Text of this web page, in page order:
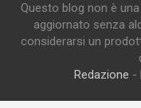
Questo blog non è
aggiornato senza
considerarsi un
Redazione -